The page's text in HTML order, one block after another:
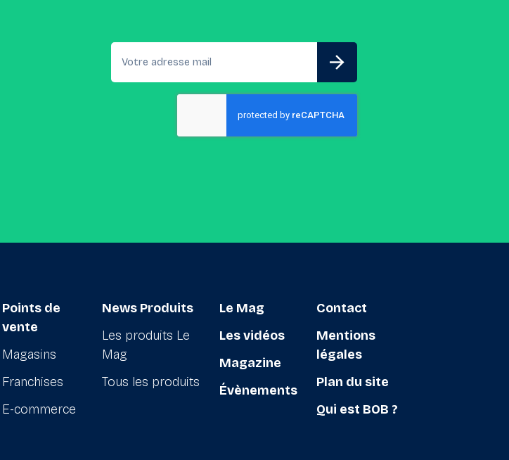
Points de
vente
Magasins
Franchises
E-commerce
News Produits
Les produits Le
Mag
Tous les produits
Le Mag
Les vidéos
Magazine
Évènements
Contact
Mentions
légales
Plan du site
Qui est BOB ?